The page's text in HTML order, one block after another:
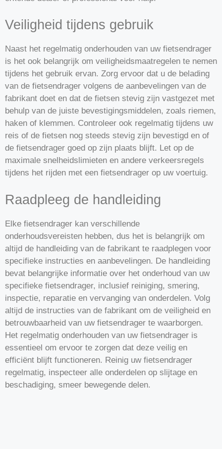
Veiligheid tijdens gebruik
Naast het regelmatig onderhouden van uw fietsendrager
is het ook belangrijk om veiligheidsmaatregelen te nemen
tijdens het gebruik ervan. Zorg ervoor dat u de belading
van de fietsendrager volgens de aanbevelingen van de
fabrikant doet en dat de fietsen stevig zijn vastgezet met
behulp van de juiste bevestigingsmiddelen, zoals riemen,
haken of klemmen. Controleer ook regelmatig tijdens uw
reis of de fietsen nog steeds stevig zijn bevestigd en of
de fietsendrager goed op zijn plaats blijft. Let op de
maximale snelheidslimieten en andere verkeersregels
tijdens het rijden met een fietsendrager op uw voertuig.
Raadpleeg de handleiding
Elke fietsendrager kan verschillende
onderhoudsvereisten hebben, dus het is belangrijk om
altijd de handleiding van de fabrikant te raadplegen voor
specifieke instructies en aanbevelingen. De handleiding
bevat belangrijke informatie over het onderhoud van uw
specifieke fietsendrager, inclusief reiniging, smering,
inspectie, reparatie en vervanging van onderdelen. Volg
altijd de instructies van de fabrikant om de veiligheid en
betrouwbaarheid van uw fietsendrager te waarborgen.
Het regelmatig onderhouden van uw fietsendrager is
essentieel om ervoor te zorgen dat deze veilig en
efficiënt blijft functioneren. Reinig uw fietsendrager
regelmatig, inspecteer alle onderdelen op slijtage en
beschadiging, smeer bewegende delen.